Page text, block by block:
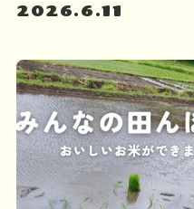
2026.6.11